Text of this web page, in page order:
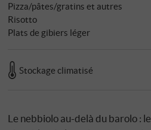
Pizza/pâtes/gratins et autres
Risotto
Plats de gibiers léger
Stockage climatisé
Le nebbiolo au-delà du barolo :